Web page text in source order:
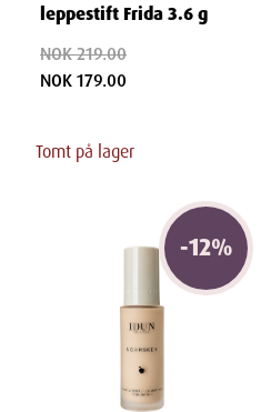
leppestift Frida 3.6 g
NOK 219.00
NOK 179.00
Tomt på lager
-12%